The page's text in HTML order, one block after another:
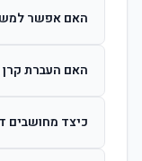
ההשקעות. קרן
האם אפשר למשוך
האם העברת קרן
החברות. הוותק
כיצד מחושבים